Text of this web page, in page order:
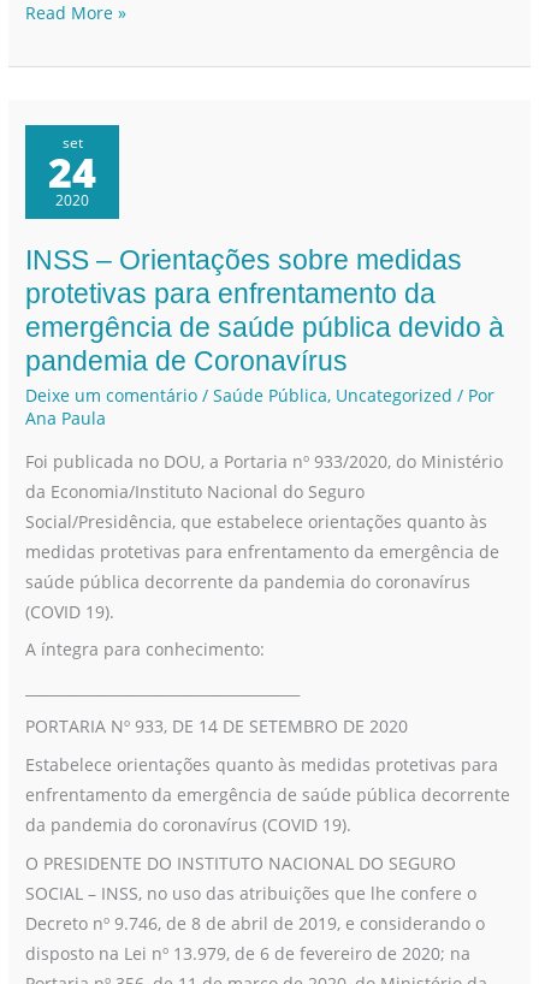
Read More »
set
24
2020
INSS – Orientações sobre medidas
protetivas para enfrentamento da
emergência de saúde pública devido à
pandemia de Coronavírus
Deixe um comentário /Saúde Pública, Uncategorized / Por
Ana Paula
Foi publicada no DOU, a Portaria nº 933/2020, do Ministério
da Economia/Instituto Nacional do Seguro
Social/Presidência, que estabelece orientações quanto às
medidas protetivas para enfrentamento da emergência de
saúde pública decorrente da pandemia do coronavírus
(COVID 19).
A íntegra para conhecimento:
PORTARIA Nº 933, DE 14 DE SETEMBRO DE 2020
Estabelece orientações quanto às medidas protetivas para
enfrentamento da emergência de saúde pública decorrente
da pandemia do coronavírus (COVID 19).
O PRESIDENTE DO INSTITUTO NACIONAL DO SEGURO
SOCIAL – INSS, no uso das atribuições que lhe confere o
Decreto nº 9.746, de 8 de abril de 2019, e considerando o
disposto na Lei nº 13.979, de 6 de fevereiro de 2020; na
INSS
–
Orientações
medidas
protetivas
enfrentamento
da
emergência
de
saúde
pública
devido
de
Coronavírus